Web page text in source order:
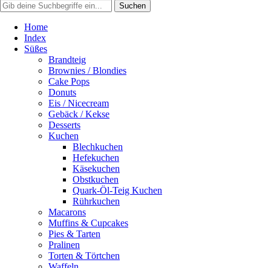
Home
Index
Süßes
Brandteig
Brownies / Blondies
Cake Pops
Donuts
Eis / Nicecream
Gebäck / Kekse
Desserts
Kuchen
Blechkuchen
Hefekuchen
Käsekuchen
Obstkuchen
Quark-Öl-Teig Kuchen
Rührkuchen
Macarons
Muffins & Cupcakes
Pies & Tarten
Pralinen
Torten & Törtchen